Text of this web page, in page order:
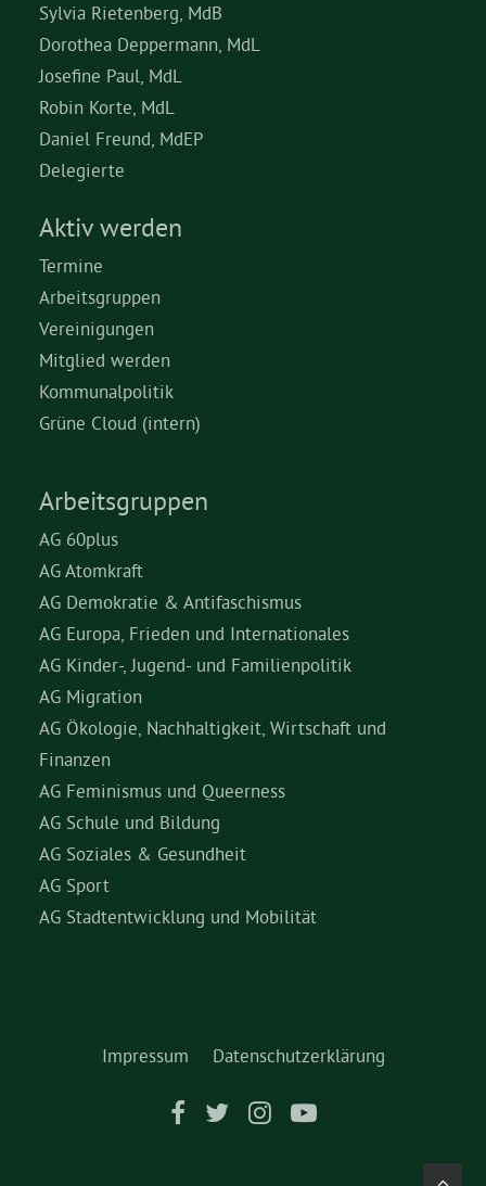
Termine
Kontakt
Sylvia Rietenberg, MdB
Dorothea Deppermann, MdL
Josefine Paul, MdL
Robin Korte, MdL
Daniel Freund, MdEP
Delegierte
Aktiv werden
Termine
Arbeitsgruppen
Vereinigungen
Mitglied werden
Kommunalpolitik
Grüne Cloud (intern)
Arbeitsgruppen
AG 60plus
AG Atomkraft
AG Demokratie & Antifaschismus
AG Europa, Frieden und Internationales
AG Kinder-, Jugend- und Familienpolitik
AG Migration
AG Ökologie, Nachhaltigkeit, Wirtschaft und
Finanzen
AG Feminismus und Queerness
AG Schule und Bildung
AG Soziales & Gesundheit
AG Sport
AG Stadtentwicklung und Mobilität
Impressum Datenschutzerklärung